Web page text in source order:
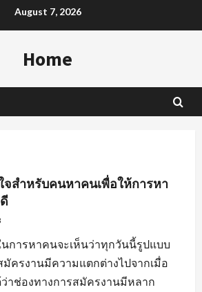
August 7, 2026
Home
จสำหรับคนหาคนเพื่อให้การหา
การหาคนจะเห็นว่าทุกวันนี้รูปแบบ
มัครงานมีความแตกต่างไปจากเมื่อ
าช่องทางการสมัครงานมีหลาก